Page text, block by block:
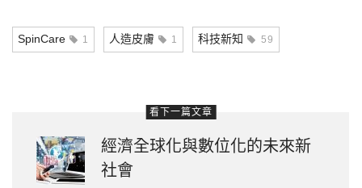
SpinCare 1 人造皮膚 1 科技新知 59
看下一篇文章
經濟全球化與數位化的未來新
社會